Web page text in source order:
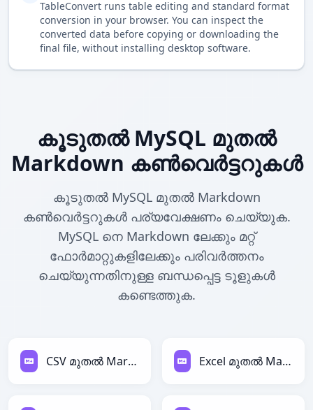
TableConvert runs table editing and standard format
conversion in your browser. You can inspect the
converted data before copying or downloading the
final file, without installing desktop software.
കൂടുതൽ MySQL മുതൽ
Markdown കൺവെർട്ടറുകൾ
കൂടുതൽ MySQL മുതൽ Markdown
കൺവെർട്ടറുകൾ പര്യവേക്ഷണം ചെയ്യുക.
MySQL നെ Markdown ലേക്കും മറ്റ്
ഫോർമാറ്റുകളിലേക്കും പരിവർത്തനം
ചെയ്യുന്നതിനുള്ള ബന്ധപ്പെട്ട ടൂളുകൾ
കണ്ടെത്തുക.
CSV മുതൽ Markdown Excel മുതൽ Markdown